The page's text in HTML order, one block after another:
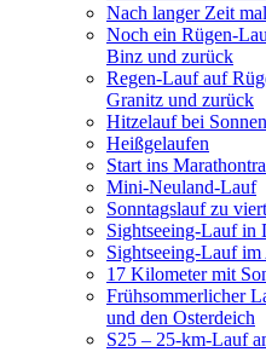
Nach langer Zeit
Noch ein Rügen-
Binz und zurück
Regen-Lauf auf
Granitz und zurück
Hitzelauf bei
Heißgelaufen
Start ins
Mini-Neuland-Lauf
Sonntagslauf zu viert
Sightseeing-Lauf in
Sightseeing-Lauf im
17 Kilometer mit
Frühsommerlicher
und den Osterdeich
S25 – 25-km-Lauf